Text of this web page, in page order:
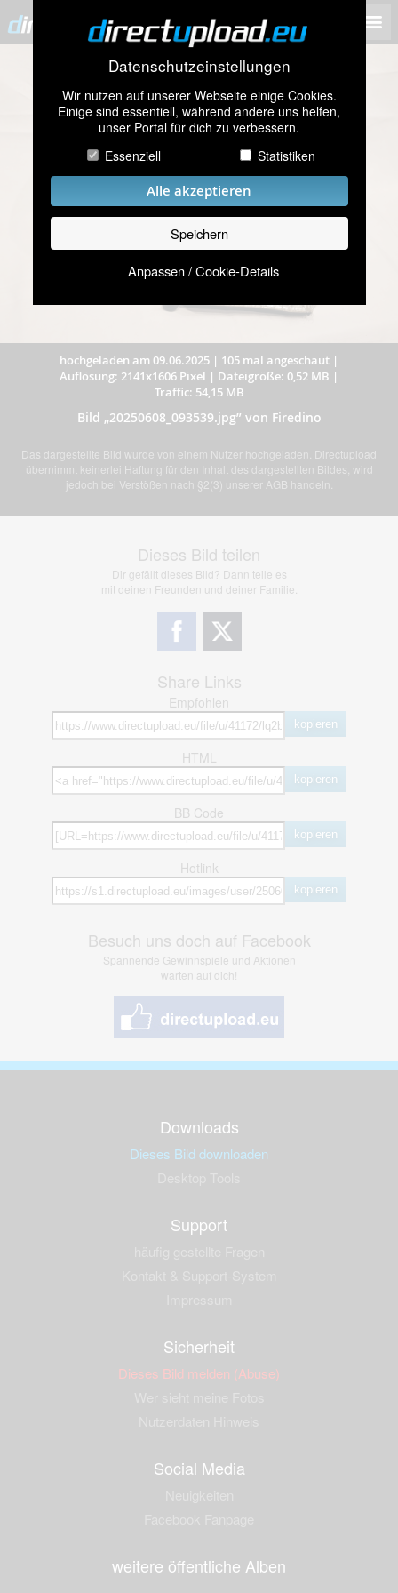
Datenschutzeinstellungen
Wir nutzen auf unserer Webseite einige Cookies.
Einige sind essentiell, während andere uns helfen,
unser Portal für dich zu verbessern.
Essenziell
Statistiken
Alle akzeptieren
Speichern
Anpassen / Cookie-Details
hochgeladen am 09.06.2025 | 105 mal angeschaut |
Auflösung: 2141x1606 Pixel | Dateigröße: 0,52 MB |
Traffic: 54,15 MB
Bild „20250608_093539.jpg” von Firedino
Das dargestellte Bild wurde von einem Nutzer hochgeladen. Directupload
übernimmt keinerlei Haftung für den Inhalt des dargestellten Bildes, wird
jedoch bei Verstößen nach §2(3) unserer AGB handeln.
Dieses Bild teilen
Dir gefällt dieses Bild? Dann teile es
mit deinen Freunden und deiner Familie.
Share Links
Empfohlen
kopieren
HTML
kopieren
BB Code
kopieren
Hotlink
kopieren
Besuch uns doch auf Facebook
Spannende Gewinnspiele und Aktionen
warten auf dich!
Downloads
Dieses Bild downloaden
Support
Sicherheit
Dieses Bild melden (Abuse)
Social Media
weitere öffentliche Alben